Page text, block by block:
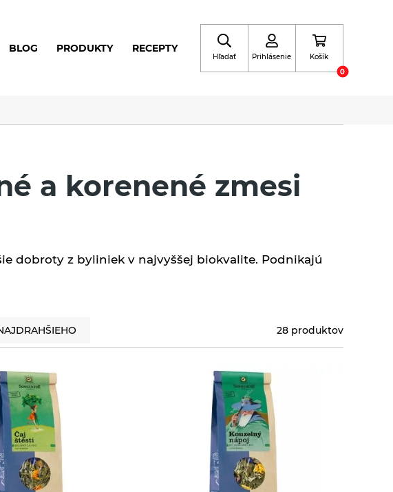
BLOG PRODUKTY RECEPTY
Hľadať Prihlásenie
Košík
0
a korenené zmesi
dobroty z byliniek v najvyššej biokvalite. Podnikajú
28 produktov